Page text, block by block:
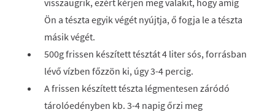
visszaugrik, ezért kérjen meg valakit, hogy amíg
Ön a tészta egyik végét nyújtja, ő fogja le a tészta
másik végét.
500g frissen készített tésztát 4 liter sós, forrásban
lévő vízben főzzön ki, úgy 3-4 percig.
A frissen készített tészta légmentesen záródó
tárolóedényben kb. 3-4 napig őrzi meg